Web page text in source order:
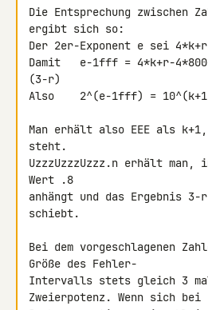
Die Entsprechung zwischen
ergibt sich so:
Der 2er-Exponent e sei
Damit   e-1fff = 4*k+r-
(3-r)
Also    2^(e-1fff) =
Man erhält also EEE als
steht.
UzzzUzzzUzzz.n erhält man,
Wert .8
anhängt und das Ergebnis
schiebt.
Bei dem vorgeschlagenen
Größe des Fehler-
Intervalls stets gleich 3
Zweierpotenz. Wenn sich bei